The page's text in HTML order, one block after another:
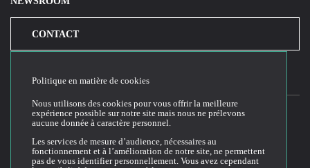
CONTACT
Conditions générales d'utilisation du site web
Politique en matière de cookies
Nous utilisons des cookies pour vous offrir la meilleure
expérience possible sur notre site mais nous ne prélevons
aucune donnée à caractère personnel.
Les services de mesure d’audience, nécessaires au
fonctionnement et à l’amélioration de notre site, ne permettent
pas de vous identifier personnellement. Vous avez cependant